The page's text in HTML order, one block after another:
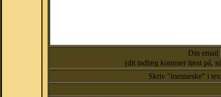
Din email
(dit indlæg kommer først på,
Skriv "menneske" i